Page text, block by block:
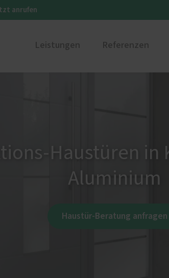
anrufen
Leistungen Referenzen
Haustüren in
Aluminium
Haustür-Beratung anfragen